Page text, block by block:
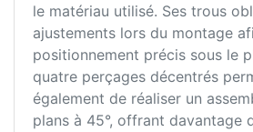
le matériau utilisé. Ses trous
ajustements lors du montage
positionnement précis sous le
quatre perçages décentrés
également de réaliser un
plans à 45°, offrant davantage